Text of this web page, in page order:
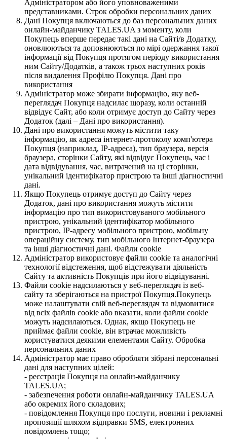
Адміністратором або його уповноваженими
представниками. Строк обробки персональних даних
Дані Покупця включаються до баз персональних даних
онлайн-майданчику TALES.UA з моменту, коли
Покупець вперше передає такі дані на Сайті/в Додатку,
оновлюються та доповнюються по мірі одержання такої
інформації від Покупця протягом періоду використання
ним Сайту/Додатків, а також трьох наступних років
після видалення Профілю Покупця. Дані про
використання
Адміністратор може збирати інформацію, яку веб-
переглядач Покупця надсилає щоразу, коли останній
відвідує Сайт, або коли отримує доступ до Сайту через
Додаток (далі – Дані про використання).
Дані про використання можуть містити таку
інформацію, як адреса інтернет-протоколу комп'ютера
Покупця (наприклад, IP-адреса), тип браузера, версія
браузера, сторінки Сайту, які відвідує Покупець, час і
дата відвідування, час, витрачений на ці сторінки,
унікальний ідентифікатор пристрою та інші діагностичні
дані.
Якщо Покупець отримує доступ до Сайту через
Додаток, дані про використання можуть містити
інформацію про тип використовуваного мобільного
пристрою, унікальний ідентифікатор мобільного
пристрою, IP-адресу мобільного пристрою, мобільну
операційну систему, тип мобільного Інтернет-браузера
та інші діагностичні дані. Файли cookie
Адміністратор використовує файли cookie та аналогічні
технології відстеження, щоб відстежувати діяльність
Сайту та активність Покупців при його відвідуванні.
Файли cookie надсилаються у веб-переглядач із веб-
сайту та зберігаються на пристрої Покупця.Покупець
може налаштувати свій веб-переглядач та відмовитися
від всіх файлів cookie або вказати, коли файли cookie
можуть надсилаються. Однак, якщо Покупець не
приймає файли cookie, він втрачає можливість
користуватися деякими елементами Сайту. Обробка
персональних даних
Адміністратор має право обробляти зібрані персональні
дані для наступних цілей:
- реєстрація Покупця на онлайн-майданчику
TALES.UA;
- забезпечення роботи онлайн-майданчику TALES.UA
або окремих його складових;
- повідомлення Покупця про послуги, новини і рекламні
пропозиції шляхом відправки SMS, електронних
повідомлень тощо;